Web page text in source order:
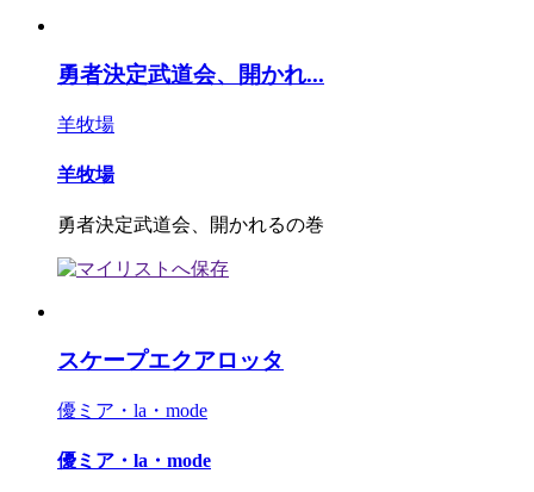
勇者決定武道会、開かれ...
羊牧場
羊牧場
勇者決定武道会、開かれるの巻
スケープエクアロッタ
優ミア・la・mode
優ミア・la・mode